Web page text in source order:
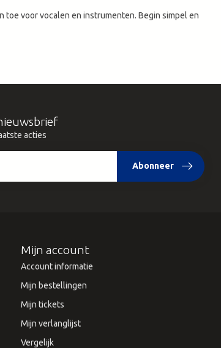
voor vocalen en instrumenten. Begin simpel en
acties
Abonneer
Mijn account
Account informatie
Mijn bestellingen
Mijn tickets
Mijn verlanglijst
Vergelijk